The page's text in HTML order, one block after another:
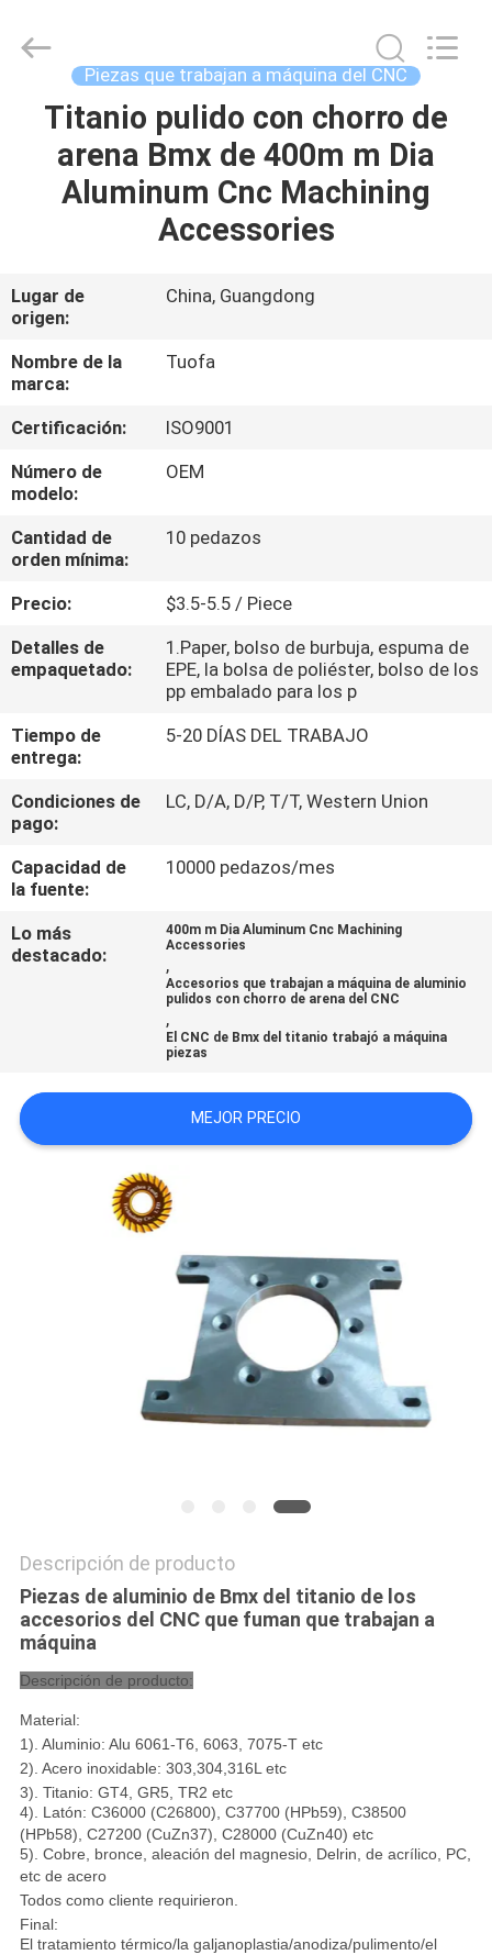
CASA.
PRODUCTOS
SOBRE
NOSOTROS
RECORRIDO
POR
LA
DE
CALIDAD
CONTACTA
CON
NOSOTROS
NOTICIAS
SOLICITAR
MAPA
DEL
POLÍTICA
Tuofa
Technology
Piezas que trabajan a máquina del CNC
Titanio pulido con chorro de
arena Bmx de 400m m Dia
Aluminum Cnc Machining
Accessories
Lugar de
origen:
China, Guangdong
Nombre de la
marca:
Tuofa
Certificación:
ISO9001
Número de
modelo:
OEM
Cantidad de
orden mínima:
10 pedazos
Precio:
$3.5-5.5 / Piece
Detalles de
empaquetado:
1.Paper, bolso de burbuja, espuma de
EPE, la bolsa de poliéster, bolso de los
pp embalado para los p
Tiempo de
entrega:
5-20 DÍAS DEL TRABAJO
Condiciones de
pago:
LC, D/A, D/P, T/T, Western Union
Capacidad de
la fuente:
10000 pedazos/mes
Lo más
destacado:
400m m Dia Aluminum Cnc Machining
Accessories
,
Accesorios que trabajan a máquina de aluminio
pulidos con chorro de arena del CNC
,
El CNC de Bmx del titanio trabajó a máquina
piezas
MEJOR PRECIO
Descripción de producto
Piezas de aluminio de Bmx del titanio de los
accesorios del CNC que fuman que trabajan a
máquina
Descripción de producto:
Material:
1). Aluminio: Alu 6061-T6, 6063, 7075-T etc
2). Acero inoxidable: 303,304,316L etc
3). Titanio: GT4, GR5, TR2 etc
4). Latón: C36000 (C26800), C37700 (HPb59), C38500
(HPb58), C27200 (CuZn37), C28000 (CuZn40) etc
5). Cobre, bronce, aleación del magnesio, Delrin, de acrílico, PC,
etc de acero
Todos como cliente requirieron.
Final:
El tratamiento térmico/la galjanoplastia/anodiza/pulimento/el